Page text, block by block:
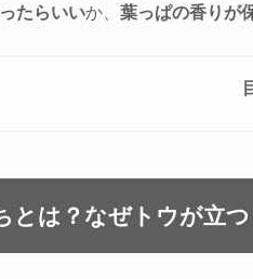
たらいいか、 葉っぱの香りが
とは？なぜトウが立つ